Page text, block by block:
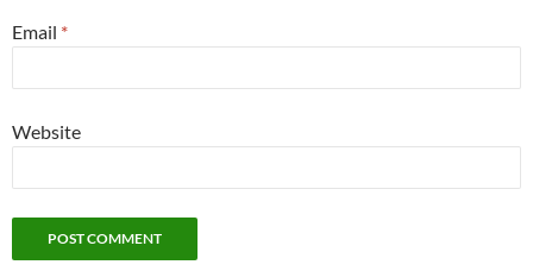
Email *
Website